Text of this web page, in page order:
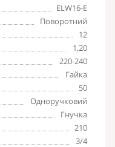
ELW16-E
Поворотний
12
1,20
220-240
Гайка
50
Одноручковий
Гнучка
210
3/4